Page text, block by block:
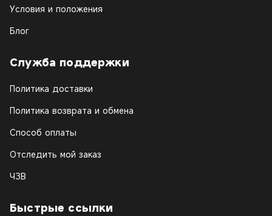
Условия и положения
Блог
Служба поддержки
Политика доставки
Политика возврата и обмена
Способ оплаты
Отследить мой заказ
ЧЗВ
Быстрые ссылки